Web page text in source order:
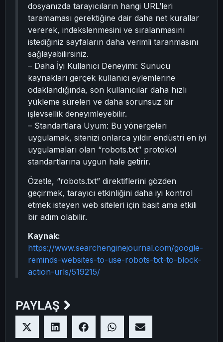
dosyanızda tarayıcıların hangi URL’leri
taramaması gerektiğine dair daha net kurallar
vererek, indekslenmesini ve sıralanmasını
istediğiniz sayfaların daha verimli taranmasını
sağlayabilirsiniz.
– Daha İyi Kullanıcı Deneyimi: Sunucu
kaynakları gerçek kullanıcı eylemlerine
odaklandığında, son kullanıcılar daha hızlı
yükleme süreleri ve daha sorunsuz bir
işlevsellik deneyimleyebilir.
– Standartlara Uyum: Bu yönergeleri
uygulamak, sitenizi onlarca yıldır endüstri en iyi
uygulamaları olan “robots.txt” protokol
standartlarına uygun hale getirir.
Özetle, “robots.txt” direktiflerini gözden
geçirmek, tarayıcı etkinliğini daha iyi kontrol
etmek isteyen web siteleri için basit ama etkili
bir adım olabilir.
Kaynak:
https://www.searchenginejournal.com/google-
reminds-websites-to-use-robots-txt-to-block-
action-urls/519215/
PAYLAŞ